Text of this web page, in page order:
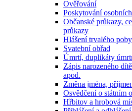
Ověřování
Poskytování
Občanské průkazy,
průkazy
Hlášení trvalého
Svatební obřad
Úmrtí, duplikáty
Zápis narozeného
apod.
Změna jména,
Osvědčení o státním
Hřbitov a hrobová